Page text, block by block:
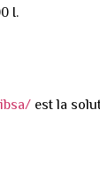
I.
est la